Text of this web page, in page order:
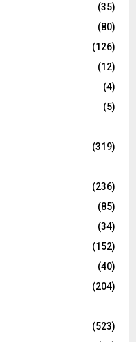
(35)
(80)
(126)
(12)
(4)
(5)
(319)
(236)
(85)
(34)
(152)
(40)
(204)
(523)